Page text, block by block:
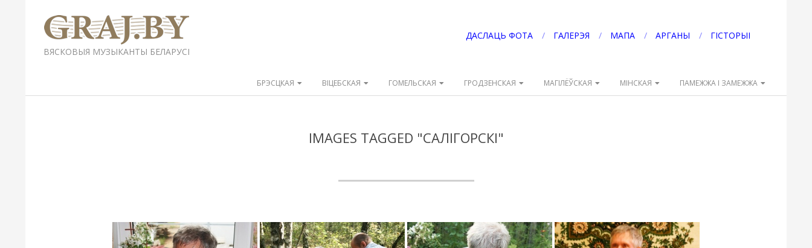
содержимомуGRAJ.BY
ВЯСКОВЫЯ МУЗЫКАНТЫ БЕЛАРУСІ
ДАСЛАЦЬ ФОТА ГАЛЕРЭЯ МАПА АРГАНЫ ГІСТОРЫІ
меню
БРЭСЦКАЯ ВІЦЕБСКАЯ ГОМЕЛЬСКАЯ ГРОДЗЕНСКАЯ МАГІЛЁЎСКАЯ МІНСКАЯ ПАМЕЖЖА І ЗАМЕЖЖА
IMAGES TAGGED "САЛІГОРСКІ"